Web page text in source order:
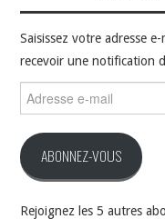
Saisissez votre adresse
recevoir une notification
e-
ABONNEZ-VOUS
Rejoignez les 5 autres